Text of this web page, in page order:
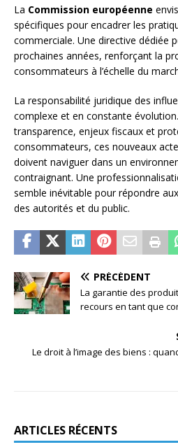
La Commission européenne
spécifiques pour encadrer les
commerciale. Une directive dédiée
prochaines années, renforçant la
consommateurs à l’échelle du
La responsabilité juridique des
complexe et en constante
transparence, enjeux fiscaux et
consommateurs, ces nouveaux
doivent naviguer dans un
contraignant. Une
semble inévitable pour répondre
des autorités et du public.
PRÉCÉDENT
La garantie des
recours en tant que
Le droit à l’image des biens :
ARTICLES RÉCENTS